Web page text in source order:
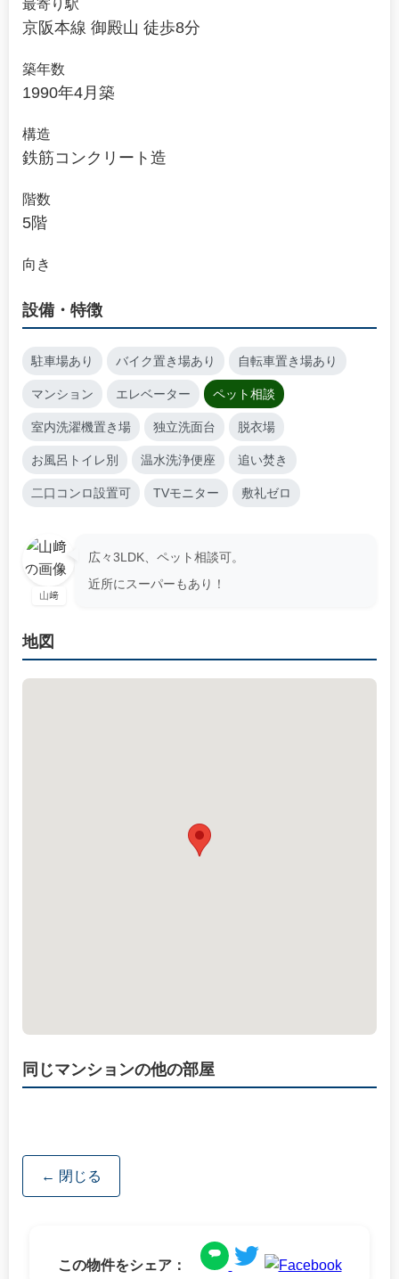
最寄り駅
京阪本線 御殿山 徒歩8分
築年数
1990年4月築
構造
鉄筋コンクリート造
階数
5階
向き
設備・特徴
駐車場あり バイク置き場あり 自転車置き場あり
マンション エレベーター ペット相談
室内洗濯機置き場 独立洗面台 脱衣場
お風呂トイレ別 温水洗浄便座 追い焚き
二口コンロ設置可 TVモニター 敷礼ゼロ
山﨑
広々3LDK、ペット相談可。
近所にスーパーもあり！
地図
同じマンションの他の部屋
← 閉じる
この物件をシェア：